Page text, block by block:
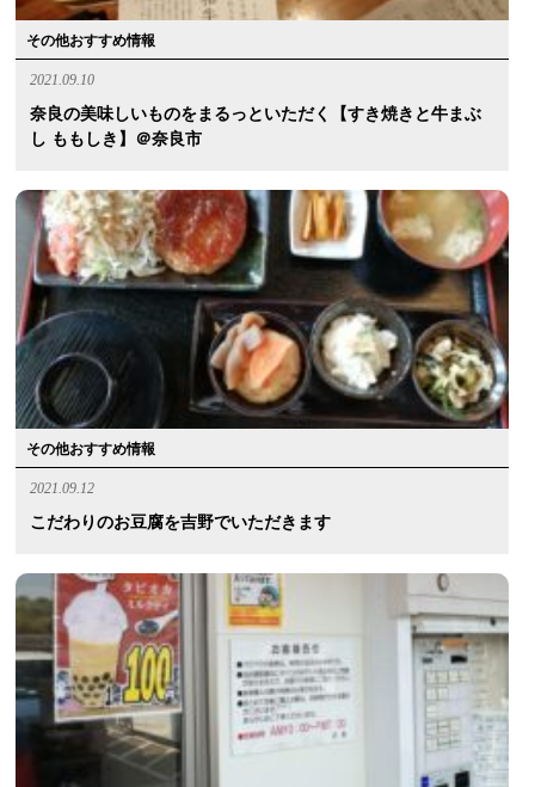
その他おすすめ情報
2021.09.10
奈良の美味しいものをまるっといただく【すき焼きと牛まぶ
し ももしき】＠奈良市
その他おすすめ情報
2021.09.12
こだわりのお豆腐を吉野でいただきます